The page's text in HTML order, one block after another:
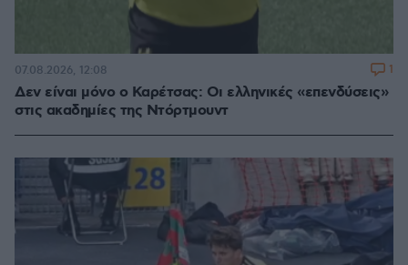
Δεν είναι μόνο ο Καρέτσας: Οι ελληνικές «επενδύσεις»
στις ακαδημίες της Ντόρτμουντ
07.08.2026, 12:08 1